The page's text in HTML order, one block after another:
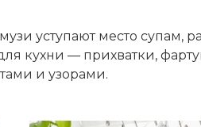
уступают место супам,
кухни — прихватки,
и узорами.